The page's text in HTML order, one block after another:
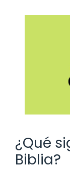
¿Qué
Biblia?